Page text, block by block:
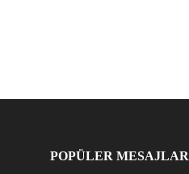
POPÜLER MESAJLAR